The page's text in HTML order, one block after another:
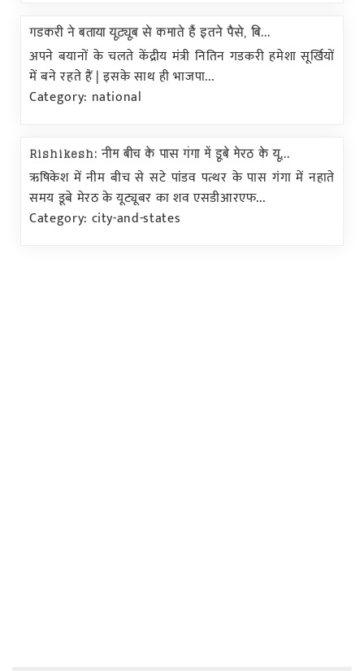
गडकरी ने बताया यूट्यूब से कमाते हैं इतने पैसे, बि...
अपने बयानों के चलते केंद्रीय मंत्री नितिन गडकरी हमेशा सूर्खियों
में बने रहते हैं | इसके साथ ही भाजपा...
Category: national
Rishikesh: नीम बीच के पास गंगा में डूबे मेरठ के यू...
ऋषिकेश में नीम बीच से सटे पांडव पत्थर के पास गंगा में नहाते
समय डूबे मेरठ के यूट्यूबर का शव एसडीआरएफ...
Category: city-and-states